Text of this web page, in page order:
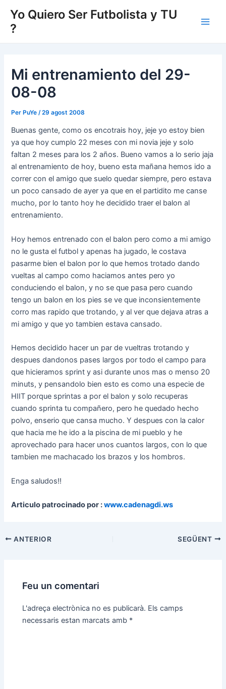
contingut
Yo Quiero Ser Futbolista y TU
?
Mi entrenamiento del 29-
08-08
Per PuYe/29 agost 2008
Buenas gente, como os encotrais hoy, jeje yo estoy bien
ya que hoy cumplo 22 meses con mi novia jeje y solo
faltan 2 meses para los 2 años. Bueno vamos a lo serio jaja
al entrenamiento de hoy, bueno esta mañana hemos ido a
correr con el amigo que suelo quedar siempre, pero estava
un poco cansado de ayer ya que en el partidito me canse
mucho, por lo tanto hoy he decidido traer el balon al
entrenamiento.
Hoy hemos entrenado con el balon pero como a mi amigo
no le gusta el futbol y apenas ha jugado, le costava
pasarme bien el balon por lo que hemos trotado dando
vueltas al campo como haciamos antes pero yo
conduciendo el balon, y no se que pasa pero cuando
tengo un balon en los pies se ve que inconsientemente
corro mas rapido que trotando, y al ver que dejava atras a
mi amigo y que yo tambien estava cansado.
Hemos decidido hacer un par de vueltras trotando y
despues dandonos pases largos por todo el campo para
que hicieramos sprint y asi durante unos mas o menso 20
minuts, y pensandolo bien esto es como una especie de
HIIT porque sprintas a por el balon y solo recuperas
cuando sprinta tu compañero, pero he quedado hecho
polvo, enserio que cansa mucho. Y despues con la calor
que hacia me he ido a la piscina de mi pueblo y he
aprovechado para hacer unos cuantos largos, con lo que
tambien me machacado los brazos y los hombros.
Enga saludos!!
Articulo patrocinado por :www.cadenagdi.ws
Navegació
ANTERIOR SEGÜENT
Feu un comentari
L'adreça electrònica no es publicarà. Els camps
necessaris estan marcats amb *